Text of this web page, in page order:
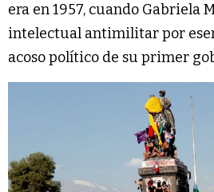
era en 1957, cuando Gabriela
intelectual antimilitar por
acoso político de su primer